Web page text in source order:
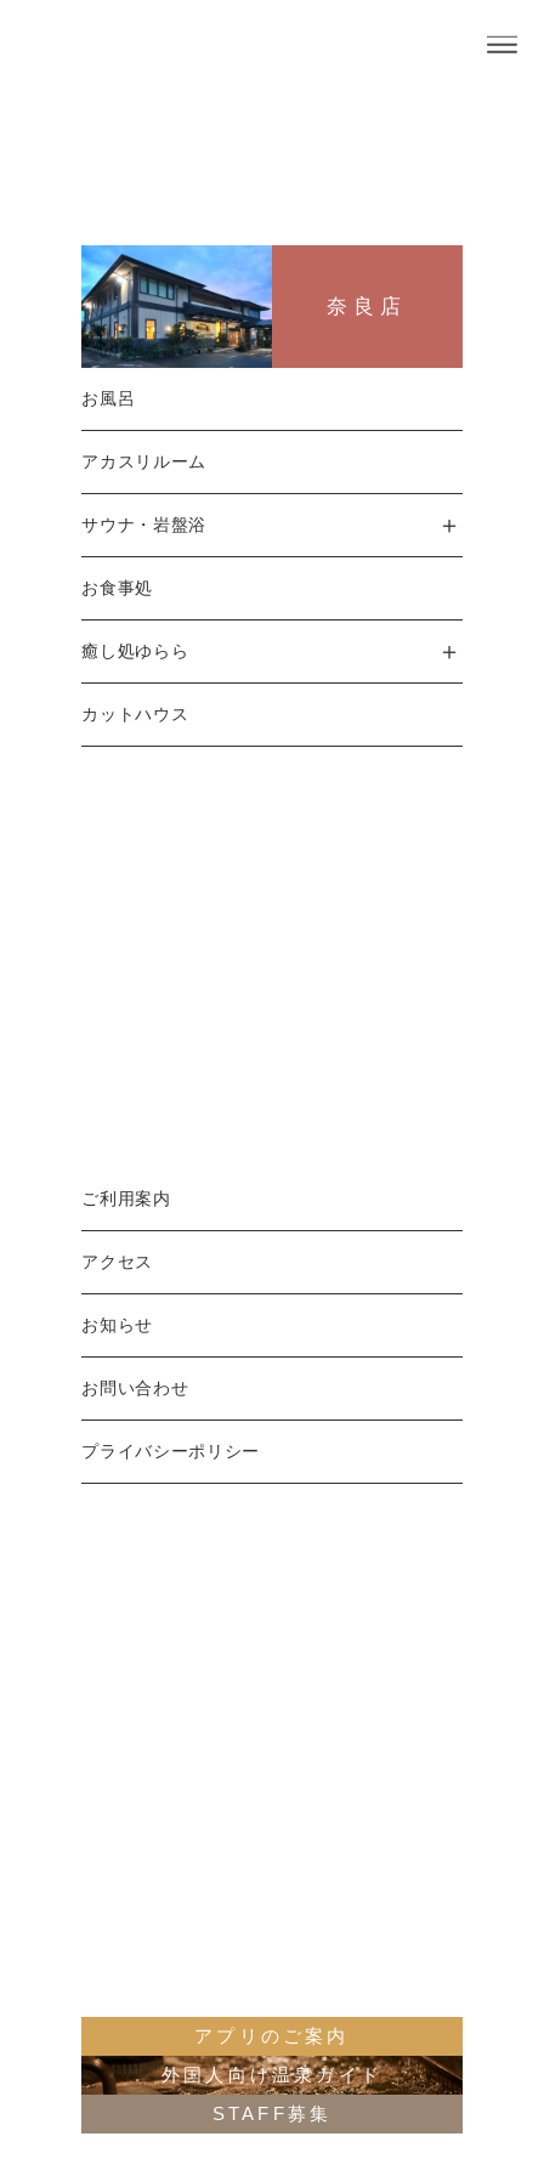
奈良店
お風呂
アカスリルーム
サウナ・岩盤浴
お食事処
癒し処ゆらら
カットハウス
ご利用案内
アクセス
お知らせ
お問い合わせ
プライバシーポリシー
アプリのご案内
外国人向け温泉ガイド
STAFF募集
毎月第３水曜日は【ゆららの
日】！
ご入浴料金が大人５
００円、小人２５０
円！
毎月第３水曜日は【ゆららの日】と題しまし
て、ご入浴料金が大人５００円/小人２５０円になる
お得なイベントを開催しております！
奈良店
〒630-8145 奈良県奈良市八条5丁目351-1
TEL：0742(30)1126 FAX：0742(30)0126
押熊店